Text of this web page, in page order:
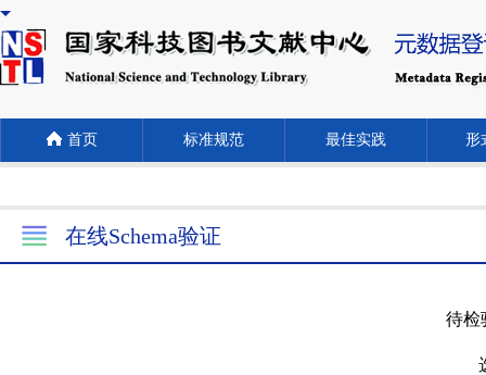
首页 标准规范 最佳实践 形
在线Schema验证
待检